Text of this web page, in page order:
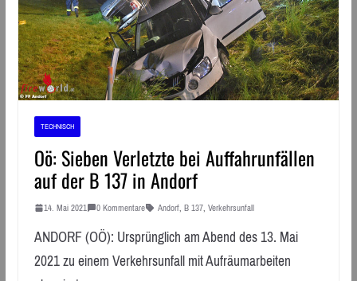
TECHNISCH
Oö: Sieben Verletzte bei Auffahrunfällen
auf der B 137 in Andorf
14. Mai 2021 0 Kommentare Andorf, B 137, Verkehrsunfall
ANDORF (OÖ): Ursprünglich am Abend des 13. Mai
2021 zu einem Verkehrsunfall mit Aufräumarbeiten